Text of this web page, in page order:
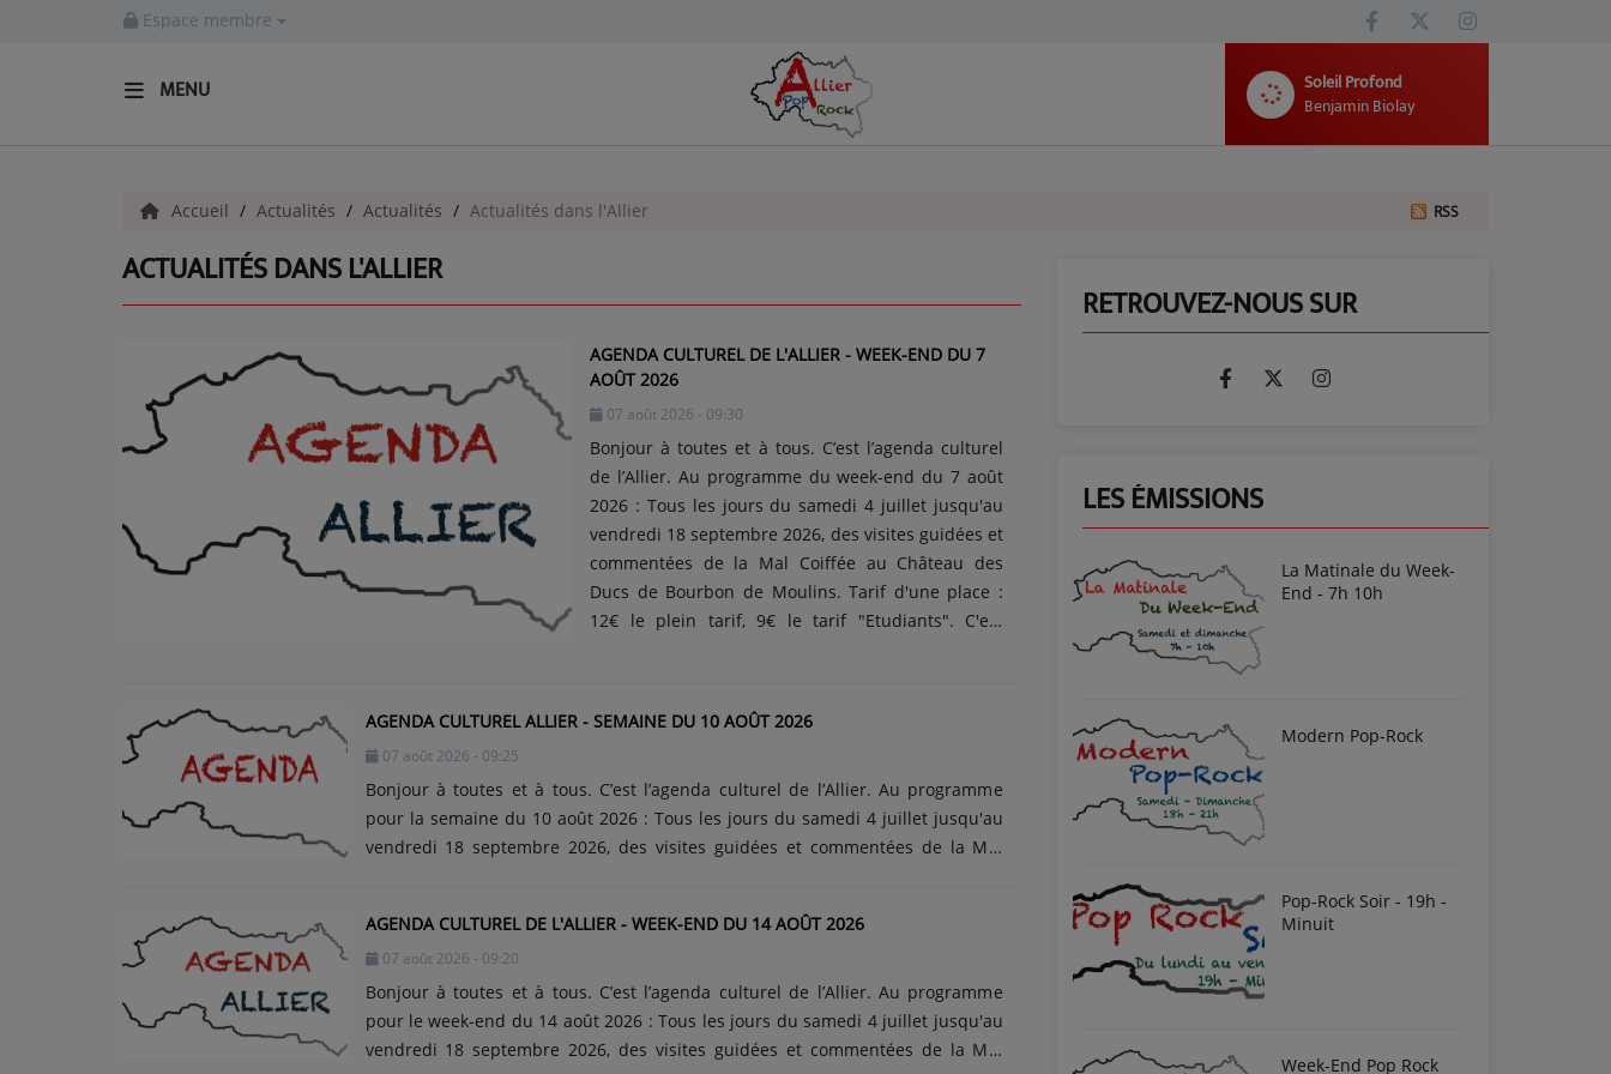
Espace membre
MENU
Soleil Profond
Benjamin Biolay
INFOS - ALLIER
Titres diffusés
Accueil Actualités Actualités Actualités dans l'Allier RSS
ACTUALITÉS DANS L'ALLIER
AGENDA CULTUREL DE L'ALLIER - WEEK-END DU 7
AOÛT 2026
07 août 2026 - 09:30
Bonjour à toutes et à tous. C’est l’agenda culturel
de l’Allier. Au programme du week-end du 7 août
2026 : Tous les jours du samedi 4 juillet jusqu'au
vendredi 18 septembre 2026, des visites guidées et
commentées de la Mal Coiffée au Château des
Ducs de Bourbon de Moulins. Tarif d'une place :
12€ le plein tarif, 9€ le tarif "Etudiants". C'est
14h, à 15h45 et à 17h15. Les dimanches et jours
fériés : 14h, 15h45 et 17h15. C'est un véritable
AGENDA CULTUREL ALLIER - SEMAINE DU 10 AOÛT 2026
07 août 2026 - 09:25
Bonjour à toutes et à tous. C’est l’agenda culturel de l’Allier. Au programme
pour la semaine du 10 août 2026 : Tous les jours du samedi 4 juillet jusqu'au
vendredi 18 septembre 2026, des visites guidées et commentées de la Mal
anciens combattants. Visites du lundi au samedi : à 10h, à 14h, à 15h45 et à
17h15. Les dimanches et jours fériés : 14h, 15h45 et 17h15. C'est un véritable
voyage dans le temps qui......
AGENDA CULTUREL DE L'ALLIER - WEEK-END DU 14 AOÛT 2026
07 août 2026 - 09:20
Bonjour à toutes et à tous. C’est l’agenda culturel de l’Allier. Au programme
pour le week-end du 14 août 2026 : Tous les jours du samedi 4 juillet jusqu'au
vendredi 18 septembre 2026, des visites guidées et commentées de la Mal
RETROUVEZ-NOUS SUR
LES ÉMISSIONS
La Matinale du Week-
End - 7h 10h
Modern Pop-Rock
Pop-Rock Soir - 19h -
Minuit
Week-End Pop Rock